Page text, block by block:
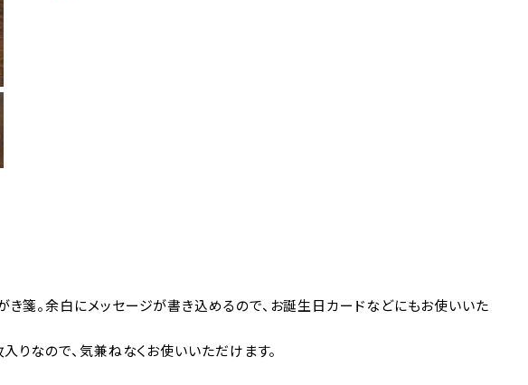
箋。余白にメッセージが書き込めるので、お誕生日カードなどにもお使いいた
りなので、気兼ねなくお使いいただけます。